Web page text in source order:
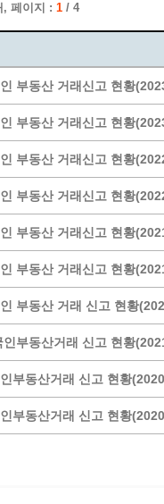
상징물
현황
사
류
시설
화민원
등록
원
프로그램 운영 현황
형 일자리 창출 지원사업
리
체 일자리 사업
소 현황
, 페이지 : 1 / 4
부동산 거래신고 현황
부동산 거래신고 현황
부동산 거래신고 현황
부동산 거래신고 현황
부동산 거래신고 현황
부동산 거래신고 현황
부동산 거래 신고 현황
인부동산거래 신고 현황
부동산거래 신고 현황
부동산거래 신고 현황